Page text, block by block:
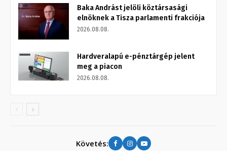
Baka Andrást jelöli köztársasági
elnöknek a Tisza parlamenti frakciója
2026.08.08.
Hardveralapú e-pénztárgép jelent
meg a piacon
2026.08.08.
Követés: